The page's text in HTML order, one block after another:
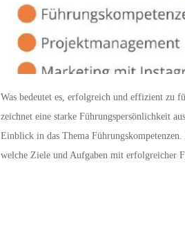
Was bedeutet es, erfolgreich und effizient zu
zeichnet eine starke Führungspersönlichkeit
Einblick in das Thema
welche Ziele und Aufgaben mit erfolgreicher